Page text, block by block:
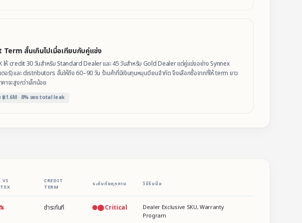
Term สั้นเกินไปเมื่อเทียบกับคู่แข่ง
ให้ credit 30 วันสำหรับ Standard Dealer และ 45 วันสำหรับ Gold Dealer แต่คู่แข่งอย่าง Synnex
ตอร์) และ distributors อื่นให้ถึง 60–90 วัน ร้านค้าที่มีเงินทุนหมุนเวียนจำกัด จึงเลือกซื้อจากที่ให้ term ยาว
คาจะสูงกว่าเล็กน้อย
฿1.6M · 8% ของ total leak
VS
CREDIT
TERM
ระดับภัยคุกคาม วิธีรับมือ
ชำระทันที ⬤ Critical
Dealer Exclusive SKU, Warranty
Program